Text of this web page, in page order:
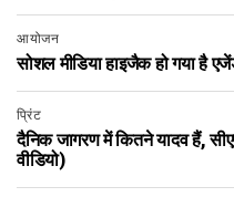
आयोजन
सोशल मीडिया हाइजैक हो गया है
प्रिंट
दैनिक जागरण में कितने यादव हैं,
वीडियो)